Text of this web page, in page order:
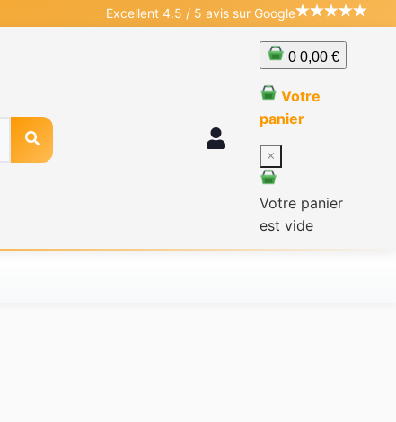
Excellent 4.5 / 5 avis sur Google
0 0,00 €
Votre
panier
×
Votre panier
est vide